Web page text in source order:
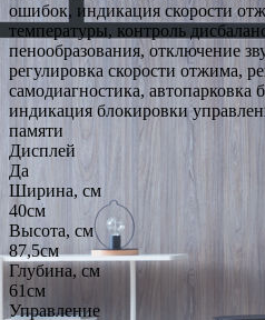
ошибок, индикация скорости
температуры, контроль
пенообразования, отключение
регулировка скорости отжима,
самодиагностика, автопарковка
индикация блокировки
памяти
Дисплей
Да
Ширина, см
40см
Высота, см
87,5см
Глубина, см
61см
Управление